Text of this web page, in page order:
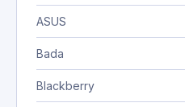
ASUS
Bada
Blackberry